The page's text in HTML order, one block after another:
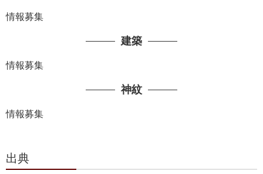
情報募集
建築
情報募集
神紋
情報募集
出典